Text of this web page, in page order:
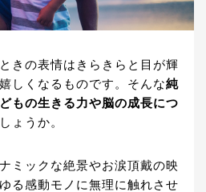
きの表情はきらきらと目が輝
しくなるものです。そんな純
もの生きる力や脳の成長につ
ょうか。
ミックな絶景やお涙頂戴の映
る感動モノに無理に触れさせ